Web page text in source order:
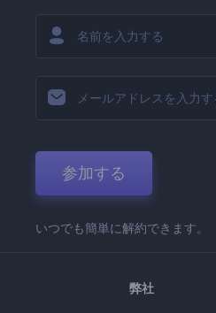
参加する
いつでも簡単に解約できます。
弊社